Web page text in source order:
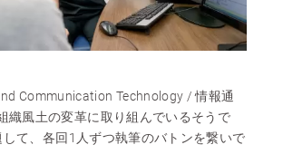
Communication Technology / 情報通
織風土の変革に取り組んでいるそうで
て、各回1人ずつ執筆のバトンを繋いで